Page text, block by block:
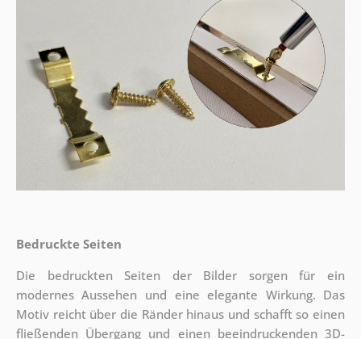
Bedruckte Seiten
Die bedruckten Seiten der Bilder sorgen für ein
modernes Aussehen und eine elegante Wirkung. Das
Motiv reicht über die Ränder hinaus und schafft so einen
fließenden Übergang und einen beeindruckenden 3D-